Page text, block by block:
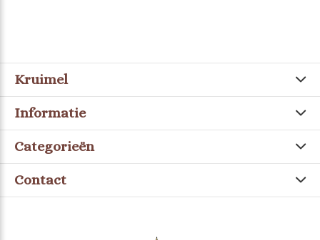
Kruimel
Informatie
Categorieën
Contact